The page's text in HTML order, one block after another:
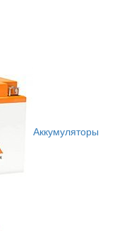
Аккумуляторы